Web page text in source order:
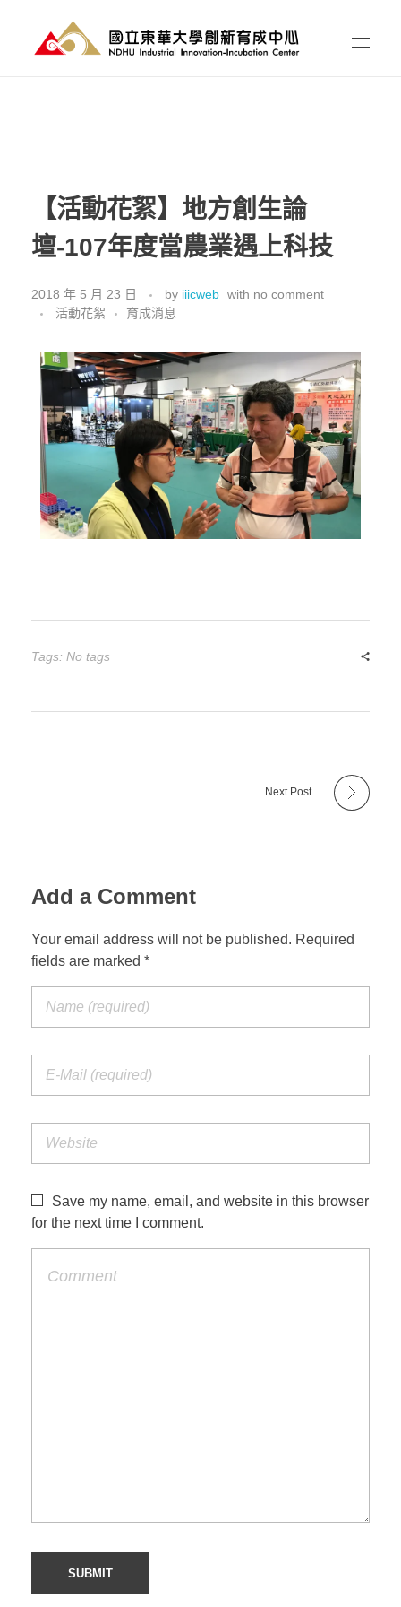
育成能為我做什麼?
有點子，如何開始?
空間介紹與租用
行政人員介紹
張文彥 主任
吳其璁 經理
劉美慧 助理
育成新聞
東之皇華創業競賽
活動花絮
東區聯盟相關資訊
轉知訊息
舊網站訊息(2019前)
關於中心
樓層平面圖
東區聯盟
其他資源
百萬旗艦計畫
【活動花絮】地方創生論
壇-107年度當農業遇上科技
2018 年 5 月 23 日 by iiicweb with no comment
活動花絮
育成消息
Tags: No tags
Next Post
Add a Comment
Your email address will not be published. Required
fields are marked *
Save my name, email, and website in this browser
for the next time I comment.